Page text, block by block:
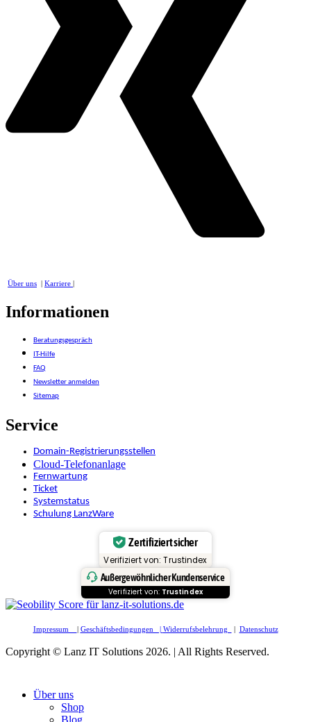
Über uns | Karriere |
Informationen
Beratungsgespräch
IT-Hilfe
FAQ
Newsletter anmelden
Sitemap
Service
Domain-Registrierungsstellen
Cloud-Telefonanlage
Fernwartung
Ticket
Systemstatus
Schulung LanzWare
Zertifiziert sicher
Verifiziert von: Trustindex
Außergewöhnlicher Kundenservice
Verifiziert von: Trustindex
Impressum Geschäftsbedingungen | Widerrufsbelehrung Datenschutz
Copyright © Lanz IT Solutions 2026. | All Rights Reserved.
Über uns
Shop